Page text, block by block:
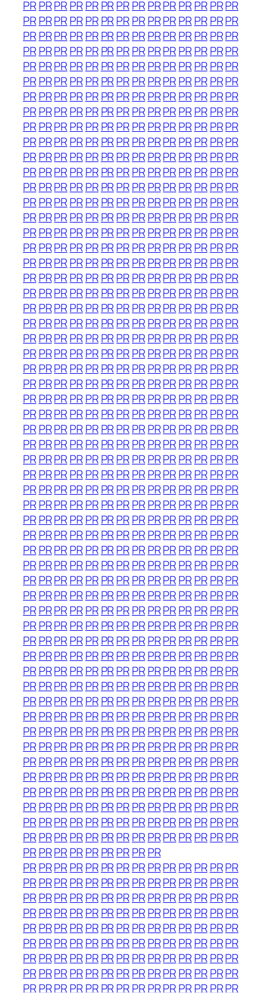
PRPRPRPRPR PRPRPRPRPRPRPR PRPR
PRPRPRPRPR PRPRPRPRPRPRPR PRPR
PRPRPRPRPR PRPRPRPRPRPRPR PRPR
PRPRPRPRPR PRPRPRPRPRPRPR PRPR
PRPRPRPRPR PRPRPRPRPRPRPR PRPR
PRPRPRPRPR PRPRPRPRPRPRPR PRPR
PRPRPRPRPR PRPRPRPRPRPRPR PRPR
PRPRPRPRPR PRPRPRPRPRPRPR PRPR
PRPRPRPRPR PRPRPRPRPRPRPR PRPR
PRPRPRPRPR PRPRPRPRPRPRPR PRPR
PRPRPRPRPR PRPRPRPRPRPRPR PRPR
PRPRPRPRPR PRPRPRPRPRPRPR PRPR
PRPRPRPRPR PRPRPRPRPRPRPR PRPR
PRPRPRPRPR PRPRPRPRPRPRPR PRPR
PRPRPRPRPR PRPRPRPRPRPRPR PRPR
PRPRPRPRPR PRPRPRPRPRPRPR PRPR
PRPRPRPRPR PRPRPRPRPRPRPR PRPR
PRPRPRPRPR PRPRPRPRPRPRPR PRPR
PRPRPRPRPR PRPRPRPRPRPRPR PRPR
PRPRPRPRPR PRPRPRPRPRPRPR PRPR
PRPRPRPRPR PRPRPRPRPRPRPR PRPR
PRPRPRPRPR PRPRPRPRPRPRPR PRPR
PRPRPRPRPR PRPRPRPRPRPRPR PRPR
PRPRPRPRPR PRPRPRPRPRPRPR PRPR
PRPRPRPRPR PRPRPRPRPRPRPR PRPR
PRPRPRPRPR PRPRPRPRPRPRPR PRPR
PRPRPRPRPR PRPRPRPRPRPRPR PRPR
PRPRPRPRPR PRPRPRPRPRPRPR PRPR
PRPRPRPRPR PRPRPRPRPRPRPR PRPR
PRPRPRPRPR PRPRPRPRPRPRPR PRPR
PRPRPRPRPR PRPRPRPRPRPRPR PRPR
PRPRPRPRPR PRPRPRPRPRPRPR PRPR
PRPRPRPRPR PRPRPRPRPRPRPR PRPR
PRPRPRPRPR PRPRPRPRPRPRPR PRPR
PRPRPRPRPR PRPRPRPRPRPRPR PRPR
PRPRPRPRPR PRPRPRPRPRPRPR PRPR
PRPRPRPRPR PRPRPRPRPRPRPR PRPR
PRPRPRPRPR PRPRPRPRPRPRPR PRPR
PRPRPRPRPR PRPRPRPRPRPRPR PRPR
PRPRPRPRPR PRPRPRPRPRPRPR PRPR
PRPRPRPRPR PRPRPRPRPRPRPR PRPR
PRPRPRPRPR PRPRPRPRPRPRPR PRPR
PRPRPRPRPR PRPRPRPRPRPRPR PRPR
PRPRPRPRPR PRPRPRPRPRPRPR PRPR
PRPRPRPRPR PRPRPRPRPRPRPR PRPR
PRPRPRPRPR PRPRPRPRPRPRPR PRPR
PRPRPRPRPR PRPRPRPRPRPRPR PRPR
PRPRPRPRPR PRPRPRPRPRPRPR PRPR
PRPRPRPRPR PRPRPRPRPRPRPR PRPR
PRPRPRPRPR PRPRPRPRPRPRPR PRPR
PRPRPRPRPR PRPRPRPRPRPRPR PRPR
PRPRPRPRPR PRPRPRPRPRPRPR PRPR
PRPRPRPRPR PRPRPRPRPRPRPR PRPR
PRPRPRPRPR PRPRPRPRPRPRPR PRPR
PRPRPRPRPR PRPRPRPRPRPRPR PRPR
PRPRPRPRPR PRPRPRPRPRPRPR PRPR
PRPRPRPRPR PRPRPRPR
PRPRPRPRPR PRPRPRPRPRPRPR PRPR
PRPRPRPRPR PRPRPRPRPRPRPR PRPR
PRPRPRPRPR PRPRPRPRPRPRPR PRPR
PRPRPRPRPR PRPRPRPRPRPRPR PRPR
PRPRPRPRPR PRPRPRPRPRPRPR PRPR
PRPRPRPRPR PRPRPRPRPRPRPR PRPR
PRPRPRPRPR PRPRPRPRPRPRPR PRPR
PRPRPRPRPR PRPRPRPRPRPRPR PRPR
PRPRPRPRPR PRPRPRPRPRPRPR PRPR